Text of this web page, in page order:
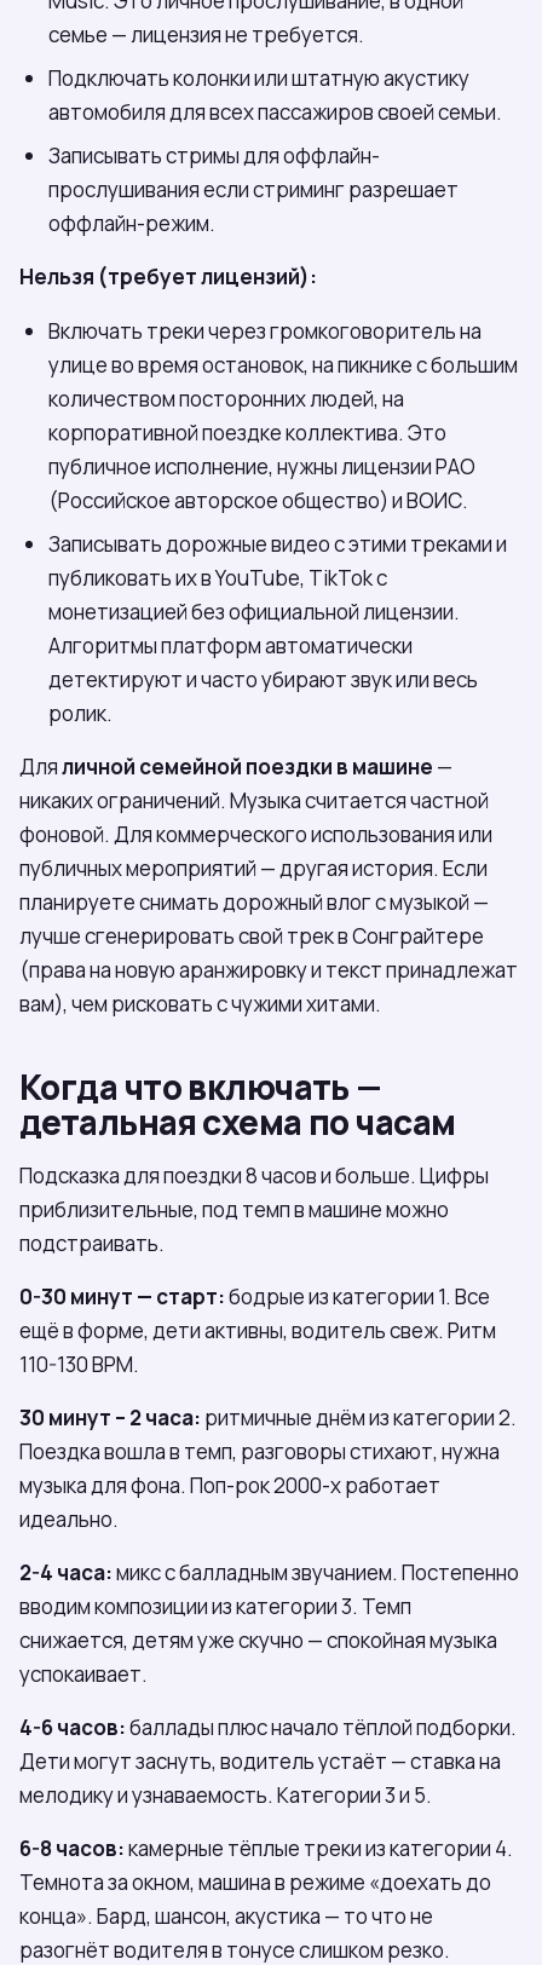
семье — лицензия не требуется.
Подключать колонки или штатную акустику
автомобиля для всех пассажиров своей семьи.
Записывать стримы для оффлайн-
прослушивания если стриминг разрешает
оффлайн-режим.
Нельзя (требует лицензий):
Включать треки через громкоговоритель на
улице во время остановок, на пикнике с большим
количеством посторонних людей, на
корпоративной поездке коллектива. Это
публичное исполнение, нужны лицензии РАО
(Российское авторское общество) и ВОИС.
Записывать дорожные видео с этими треками и
публиковать их в YouTube, TikTok с
монетизацией без официальной лицензии.
Алгоритмы платформ автоматически
детектируют и часто убирают звук или весь
ролик.
Дляличной семейной поездки в машине —
никаких ограничений. Музыка считается частной
фоновой. Для коммерческого использования или
публичных мероприятий — другая история. Если
планируете снимать дорожный влог с музыкой —
лучше сгенерировать свой трек в Сонграйтере
(права на новую аранжировку и текст принадлежат
вам), чем рисковать с чужими хитами.
Когда что включать —
детальная схема по часам
Подсказка для поездки 8 часов и больше. Цифры
приблизительные, под темп в машине можно
подстраивать.
0-30 минут — старт:бодрые из категории 1. Все
ещё в форме, дети активны, водитель свеж. Ритм
110-130 BPM.
30 минут – 2 часа: ритмичные днём из категории 2.
Поездка вошла в темп, разговоры стихают, нужна
музыка для фона. Поп-рок 2000-х работает
идеально.
2-4 часа:микс с балладным звучанием. Постепенно
вводим композиции из категории 3. Темп
снижается, детям уже скучно — спокойная музыка
успокаивает.
4-6 часов:баллады плюс начало тёплой подборки.
Дети могут заснуть, водитель устаёт — ставка на
мелодику и узнаваемость. Категории 3 и 5.
6-8 часов:камерные тёплые треки из категории 4.
Темнота за окном, машина в режиме «доехать до
конца». Бард, шансон, акустика — то что не
разогнёт водителя в тонусе слишком резко.